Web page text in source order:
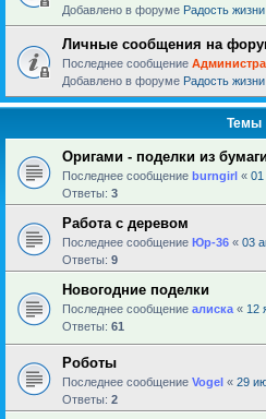
Добавлено в форуме Радость жизни
Личные сообщения на
Последнее сообщение
Добавлено в форуме Радость жизни
Темы
Оригами - поделки из бумаги
Последнее сообщение burngirl « 01
Ответы: 3
Работа с деревом
Последнее сообщение Юр-36 « 03
Ответы: 9
Новогодние поделки
Последнее сообщение алиска « 12
Ответы: 61
Роботы
Последнее сообщение Vogel « 29
Ответы: 2